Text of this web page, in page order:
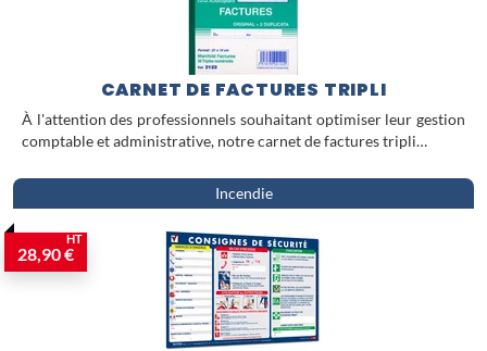
CARNET DE FACTURES TRIPLI
À l'attention des professionnels souhaitant optimiser leur gestion
comptable et administrative, notre carnet de factures tripli…
Incendie
28,90 €
HT